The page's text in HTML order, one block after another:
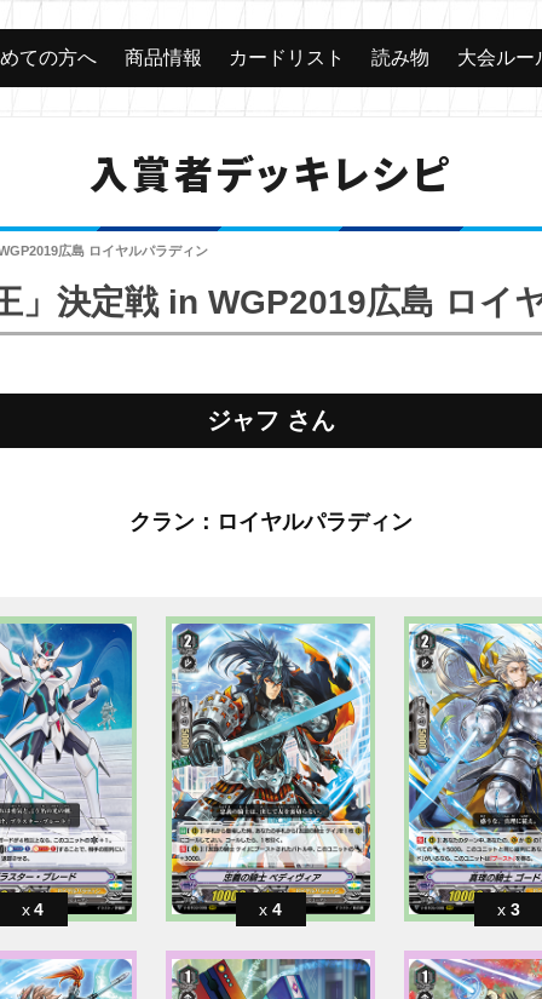
ての方へ 商品情報 カードリスト 読み物 大会ルー
入賞者デッキレシピ
広島 ロイヤルパラディン
」決定戦 in WGP2019広島 ロイ
ジャフ さん
クラン：ロイヤルパラディン
4 4 3